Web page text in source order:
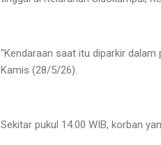
"Kendaraan saat itu diparkir
Kamis (28/5/26).
Sekitar pukul 14.00 WIB, korban